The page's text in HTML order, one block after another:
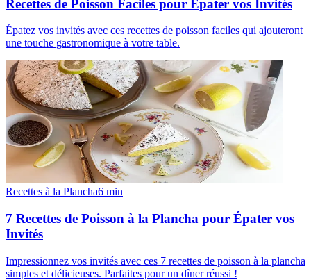
Recettes de Poisson Faciles pour Épater vos Invités
Épatez vos invités avec ces recettes de poisson faciles qui ajouteront
une touche gastronomique à votre table.
Recettes à la Plancha6 min
7 Recettes de Poisson à la Plancha pour Épater vos
Invités
Impressionnez vos invités avec ces 7 recettes de poisson à la plancha
simples et délicieuses. Parfaites pour un dîner réussi !